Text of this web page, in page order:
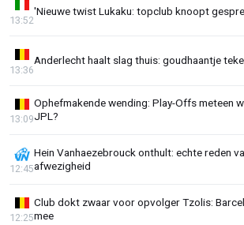
'Nieuwe twist Lukaku: topclub knoopt
13:52
Anderlecht haalt slag thuis: goudhaantje
13:36
Ophefmakende wending: Play-Offs meteen
JPL?
13:09
Hein Vanhaezebrouck onthult: echte reden
afwezigheid
12:45
Club dokt zwaar voor opvolger Tzolis:
mee
12:25